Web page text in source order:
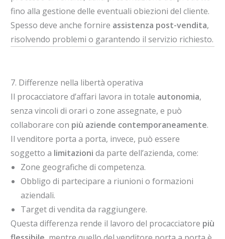
fino alla gestione delle eventuali obiezioni del cliente.
Spesso deve anche fornire assistenza post-vendita,
risolvendo problemi o garantendo il servizio richiesto.
7. Differenze nella libertà operativa
Il procacciatore d’affari lavora in totale autonomia,
senza vincoli di orari o zone assegnate, e può
collaborare con più aziende contemporaneamente.
Il venditore porta a porta, invece, può essere
soggetto a limitazioni da parte dell’azienda, come:
Zone geografiche di competenza.
Obbligo di partecipare a riunioni o formazioni
aziendali.
Target di vendita da raggiungere.
Questa differenza rende il lavoro del procacciatore più